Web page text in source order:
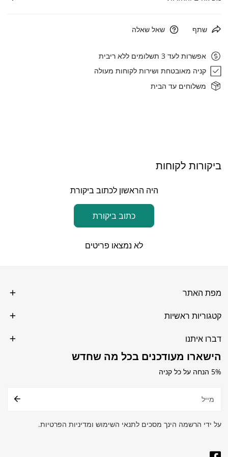
משלוח נקודת איסוף (עד 3 ק"ג):20 ₪
איסוף עצמי: רחוב הגביש 1, אבן ספיר
זמן אספקה: עד 7 ימי עסקים
שתף שאל שאלה
אפשרות לעד 3 תשלומים ללא ריבית
קניה מאובטחת ושירות לקוחות מעולה
משלוחים עד הבית
ביקורות לקוחות
היה הראשון לכתוב ביקורת
כתוב ביקורת
לא נמצאו פריטים
מפת האתר
קטגוריות ראשיות
דברו איתנו
הישארו מעודכנים בכל מה שחדש
5% הנחה על כל קניה
אלקטרוני
על ידי הרשמה הינך מסכים לתנאי השימוש ומדיניות הפרטיות.